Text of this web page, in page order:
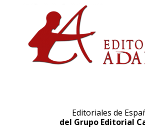
Editoriales de
del Grupo Editorial